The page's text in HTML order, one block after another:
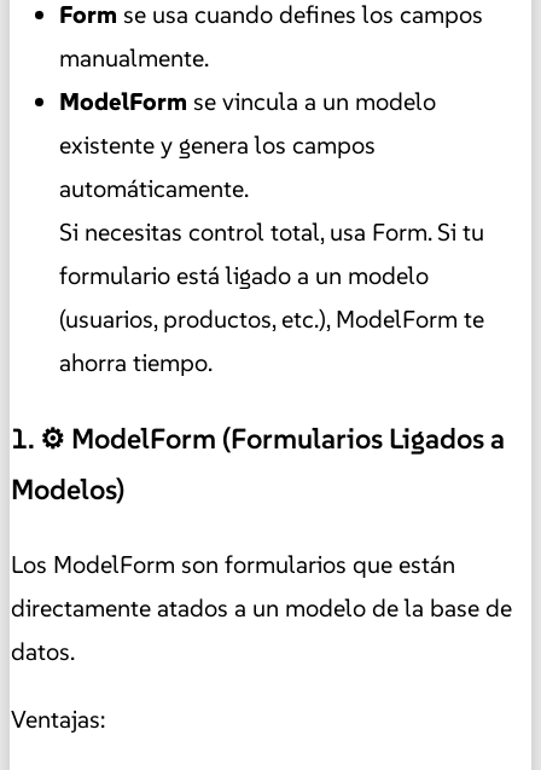
Form se usa cuando defines los campos
manualmente.
ModelForm se vincula a un modelo
existente y genera los campos
automáticamente.
Si necesitas control total, usa Form. Si tu
formulario está ligado a un modelo
(usuarios, productos, etc.), ModelForm te
ahorra tiempo.
1. ⚙️ ModelForm (Formularios Ligados a
Modelos)
Los ModelForm son formularios que están
directamente atados a un modelo de la base de
datos.
Ventajas: